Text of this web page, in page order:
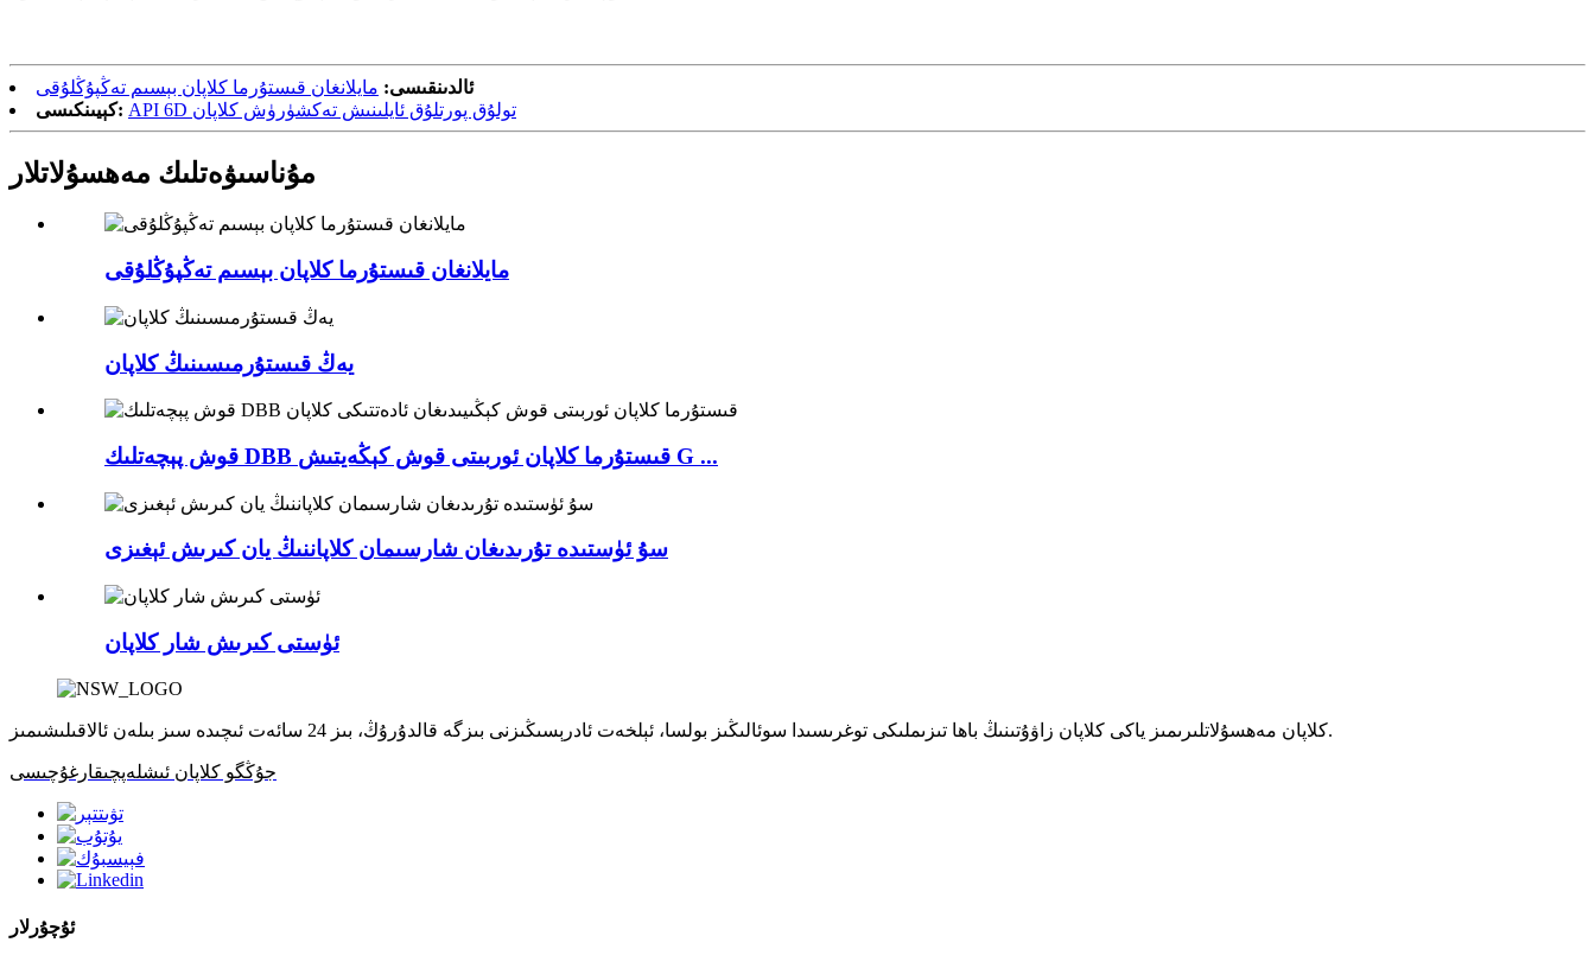
ئالدىنقىسى: مايلانغان قىستۇرما كلاپان بېسىم تەڭپۇڭلۇقى
كېيىنكىسى:
API 6D تولۇق پورتلۇق ئايلىنىش تەكشۈرۈش كلاپان
مۇناسىۋەتلىك مەھسۇلاتلار
مايلانغان قىستۇرما كلاپان بېسىم تەڭپۇڭلۇقى
يەڭ قىستۇرمىسىنىڭ كلاپان
قوش پېچەتلىك DBB قىستۇرما كلاپان ئوربىتى قوش كېڭەيتىش G ...
سۇ ئۈستىدە تۇرىدىغان شارسىمان كلاپاننىڭ يان كىرىش ئېغىزى
ئۈستى كىرىش شار كلاپان
كلاپان مەھسۇلاتلىرىمىز ياكى كلاپان زاۋۇتىنىڭ باھا تىزىملىكى توغرىسىدا سوئالىڭىز بولسا، ئېلخەت ئادرېسىڭىزنى بىزگە قالدۇرۇڭ، بىز 24 سائەت ئىچىدە سىز بىلەن ئالاقىلىشىمىز.
جۇڭگو كلاپان ئىشلەپچىقارغۇچىسى
ئۇچۇرلار